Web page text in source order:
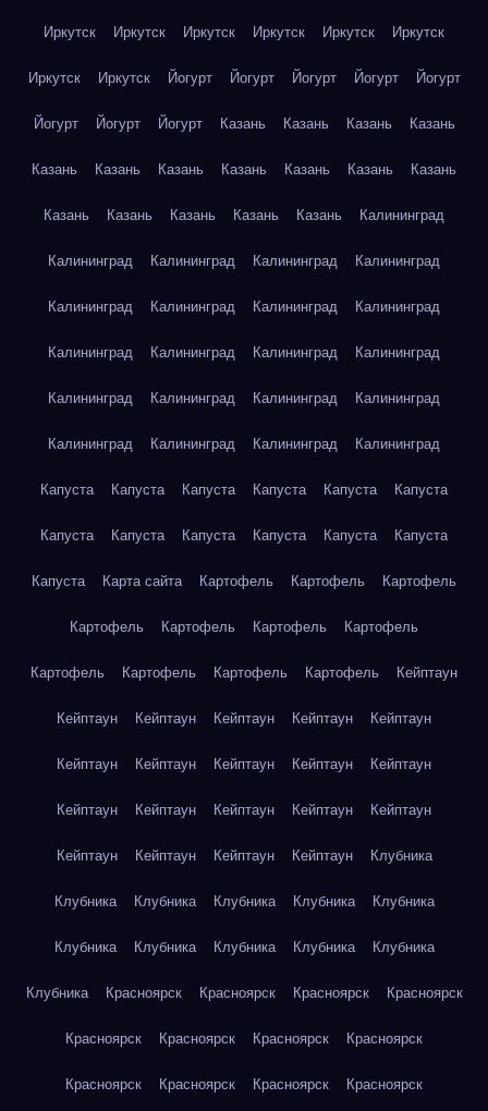
Иркутск Иркутск Иркутск Иркутск Иркутск Иркутск
Иркутск Иркутск Йогурт Йогурт Йогурт Йогурт Йогурт
Йогурт Йогурт Йогурт Казань Казань Казань Казань
Казань Казань Казань Казань Казань Казань Казань
Казань Казань Казань Казань Казань Калининград
Калининград Калининград Калининград Калининград
Калининград Калининград Калининград Калининград
Калининград Калининград Калининград Калининград
Калининград Калининград Калининград Калининград
Калининград Калининград Калининград Калининград
Капуста Капуста Капуста Капуста Капуста Капуста
Капуста Капуста Капуста Капуста Капуста Капуста
Капуста Карта сайта Картофель Картофель Картофель
Картофель Картофель Картофель Картофель
Картофель Картофель Картофель Картофель Кейптаун
Кейптаун Кейптаун Кейптаун Кейптаун Кейптаун
Кейптаун Кейптаун Кейптаун Кейптаун Кейптаун
Кейптаун Кейптаун Кейптаун Кейптаун Кейптаун
Кейптаун Кейптаун Кейптаун Кейптаун Клубника
Клубника Клубника Клубника Клубника Клубника
Клубника Клубника Клубника Клубника Клубника
Клубника Красноярск Красноярск Красноярск Красноярск
Красноярск Красноярск Красноярск Красноярск
Красноярск Красноярск Красноярск Красноярск